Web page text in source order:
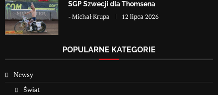
SGP Szwecji dla Thomsena
-Michał Krupa 12 lipca 2026
POPULARNE KATEGORIE
Newsy
Świat